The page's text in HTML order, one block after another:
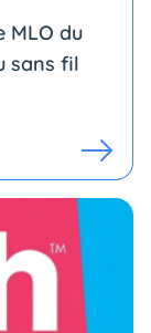
MLO du
sans fil